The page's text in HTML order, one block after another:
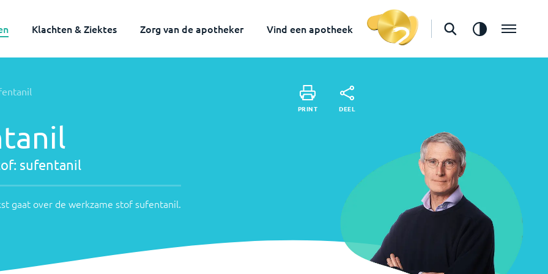
Klachten & Ziektes Zorg van de apotheker Vind een apotheek
Maarssen
Vind een apotheek
sufentanil
gaat over de werkzame stofsufentanil.
PRINT DEEL